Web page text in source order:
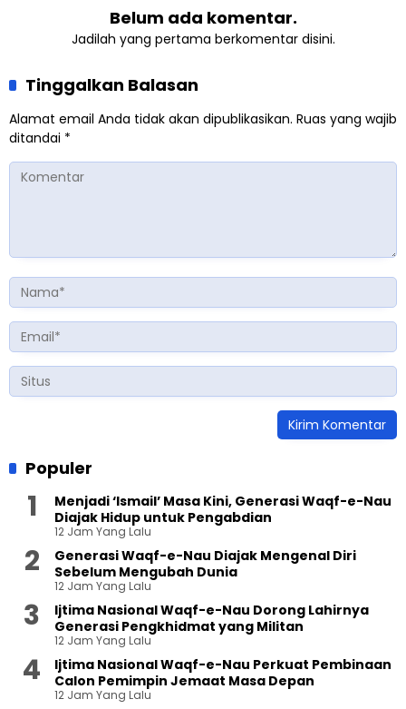
Belum ada komentar.
Jadilah yang pertama berkomentar disini.
Tinggalkan Balasan
Alamat email Anda tidak akan dipublikasikan. Ruas yang wajib
ditandai *
Populer
Menjadi ‘Ismail’ Masa Kini, Generasi Waqf-e-Nau
Diajak Hidup untuk Pengabdian
12 Jam Yang Lalu
Generasi Waqf-e-Nau Diajak Mengenal Diri
Sebelum Mengubah Dunia
12 Jam Yang Lalu
Ijtima Nasional Waqf-e-Nau Dorong Lahirnya
Generasi Pengkhidmat yang Militan
12 Jam Yang Lalu
Ijtima Nasional Waqf-e-Nau Perkuat Pembinaan
Calon Pemimpin Jemaat Masa Depan
12 Jam Yang Lalu